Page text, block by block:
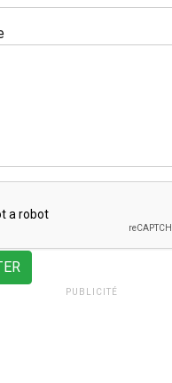
PUBLICITÉ